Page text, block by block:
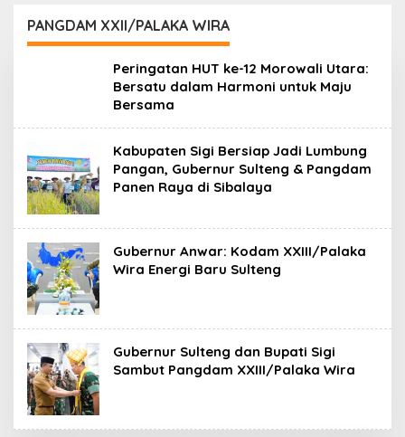
PANGDAM XXII/PALAKA WIRA
Peringatan HUT ke-12 Morowali Utara:
Bersatu dalam Harmoni untuk Maju
Bersama
Kabupaten Sigi Bersiap Jadi Lumbung
Pangan, Gubernur Sulteng & Pangdam
Panen Raya di Sibalaya
Gubernur Anwar: Kodam XXIII/Palaka
Wira Energi Baru Sulteng
Gubernur Sulteng dan Bupati Sigi
Sambut Pangdam XXIII/Palaka Wira